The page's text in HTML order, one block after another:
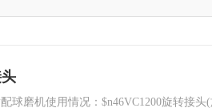
球磨机使用情况：$n46VC1200旋转接头